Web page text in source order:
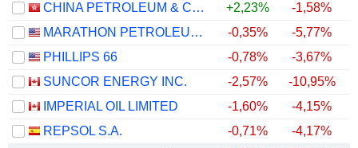
CHINA PETROLEUM & CHEMICAL CORPORATION
+2,23% -1,58%
MARATHON PETROLEUM CORPORATION
-0,35% -5,77%
PHILLIPS 66
-0,78% -3,67%
SUNCOR ENERGY INC.
-2,57% -10,95%
IMPERIAL OIL LIMITED
-1,60% -4,15%
REPSOL S.A.
-0,71% -4,17%